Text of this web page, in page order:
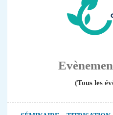
(Tous les